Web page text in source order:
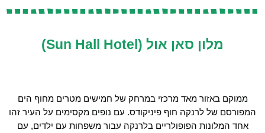
מלון סאן אול (Sun Hall Hotel)
ממוקם באזור מאד מרכזי במרחק של חמישים מטרים מחוף הים
המפורסם של לרנקה חוף פיניקודס. עם נופים מקסימים על העיר זהו
אחד המלונות הפופולריים בלרנקה עבור משפחות עם ילדים, עם